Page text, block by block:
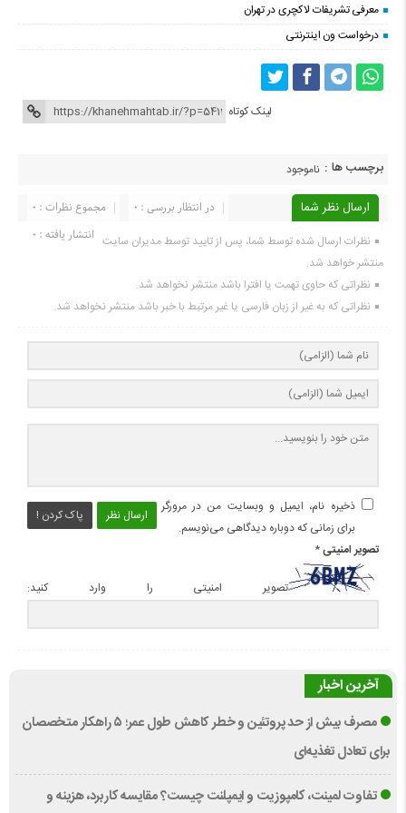
معرفی تشریفات لاکچری در تهران
درخواست ون اینترنتی
لینک کوتاه
برچسب ها : ناموجود
ارسال نظر شما مجموع نظرات : 0
در انتظار بررسی : 0
انتشار یافته : 0 نظرات ارسال شده توسط شما، پس از تایید توسط مدیران سایت
منتشر خواهد شد.
نظراتی که حاوی تهمت یا افترا باشد منتشر نخواهد شد.
نظراتی که به غیر از زبان فارسی یا غیر مرتبط با خبر باشد منتشر نخواهد شد.
ارسال نظر پاک کردن !
ذخیره نام، ایمیل و وبسایت من در مرورگر
برای زمانی که دوباره دیدگاهی می‌نویسم.
تصویر امنیتی*
تصویر امنیتی را وارد کنید:
آخرین اخبار
مصرف بیش از حد پروتئین و خطر کاهش طول عمر؛ ۵ راهکار متخصصان
برای تعادل تغذیه‌ای
تفاوت لمینت، کامپوزیت و ایمپلنت چیست؟ مقایسه کاربرد، هزینه و